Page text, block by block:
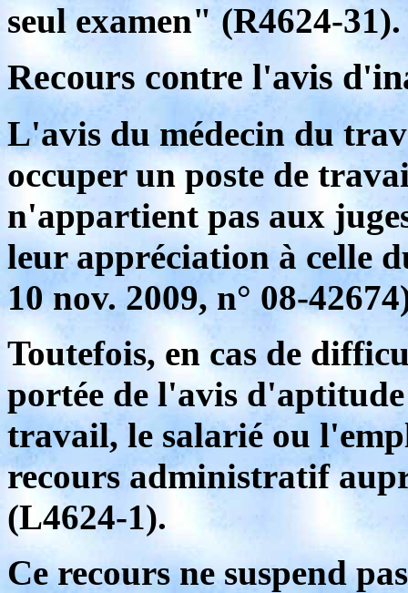
seul examen" (R4624-31).
Recours contre l'avis
L'avis du médecin du
occuper un poste de
n'appartient pas aux
leur appréciation à celle
10 nov. 2009, n° 08-
Toutefois, en cas de
portée de l'avis
travail, le salarié ou
recours administratif
(L4624-1).
Ce recours ne suspend